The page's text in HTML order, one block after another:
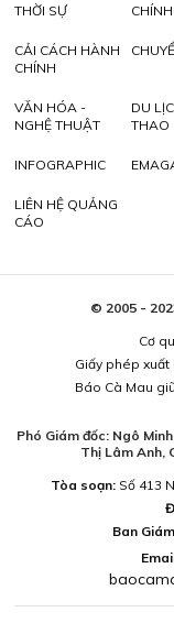
THỜI SỰ
CẢI CÁCH HÀNH
CHÍNH
VĂN HÓA -
NGHỆ THUẬT
DU
THAO
INFOGRAPHIC
LIÊN HỆ QUẢNG
CÁO
© 2005 -
Cơ
Giấy phép xuất
Báo Cà Mau
Phó Giám đốc: Ngô
Thị Lâm Anh,
Tòa soạn:Số 413
Ban